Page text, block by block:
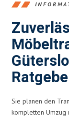
Sie planen den
kompletten Umzug